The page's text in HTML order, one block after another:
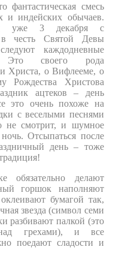
фантастическая смесь
и индейских обычаев.
уже 3 декабря с
в честь Святой Девы
каждодневные
Это своего рода
Христа, о Вифлееме, о
Христова
ацтеков – день
это очень похоже на
с веселыми песнями
не смотрит, и шумное
Отсыпаться после
день – тоже
обязательно делают
горшок наполняют
бумагой так,
звезда (символ семи
разбивают палкой (это
над грехами), и все
поедают сладости и